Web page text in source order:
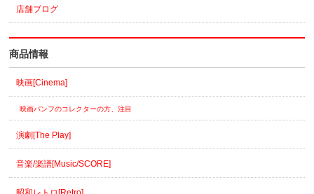
店舗ブログ
商品情報
映画[Cinema]
映画パンフのコレクターの方、注目
演劇[The Play]
音楽/楽譜[Music/SCORE]